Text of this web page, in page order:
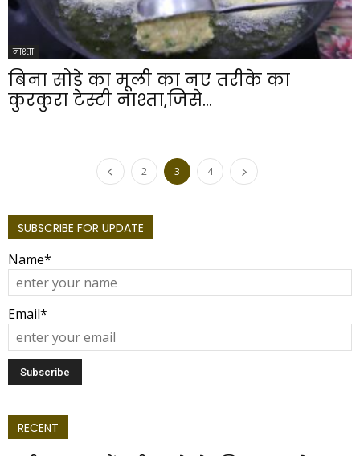
नाश्ता
बिना सोडे का मूली का नए तरीके का
कुरकुरा टेस्टी नाश्ता,जिसे...
2 3 4
SUBSCRIBE FOR UPDATE
Name*
Email*
RECENT